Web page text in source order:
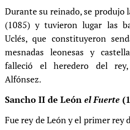
Durante su reinado, se produjo
(1085) y tuvieron lugar las
Uclés, que constituyeron
mesnadas leonesas y
falleció el heredero del
Alfónsez.
Sancho II de León el Fuerte
Fue rey de León y el primer rey